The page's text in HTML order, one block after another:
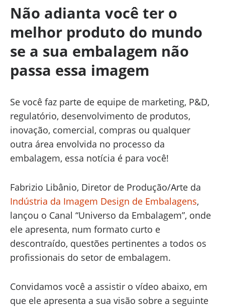
Não adianta você ter o
melhor produto do mundo
se a sua embalagem não
passa essa imagem
Se você faz parte de equipe de marketing, P&D,
regulatório, desenvolvimento de produtos,
inovação, comercial, compras ou qualquer
outra área envolvida no processo da
embalagem, essa notícia é para você!
Fabrizio Libânio, Diretor de Produção/Arte da
Indústria da Imagem Design de Embalagens,
lançou o Canal “Universo da Embalagem”, onde
ele apresenta, num formato curto e
descontraído, questões pertinentes a todos os
profissionais do setor de embalagem.
Convidamos você a assistir o vídeo abaixo, em
que ele apresenta a sua visão sobre a seguinte